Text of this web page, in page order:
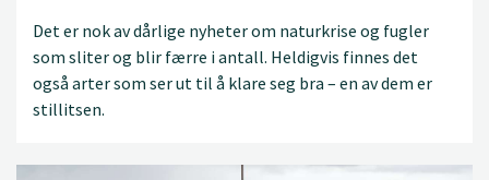
Det er nok av dårlige nyheter om naturkrise og fugler
som sliter og blir færre i antall. Heldigvis finnes det
også arter som ser ut til å klare seg bra – en av dem er
stillitsen.